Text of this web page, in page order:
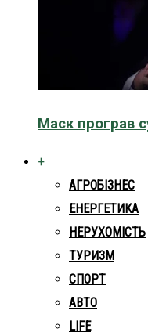
Маск програв
+
АГРОБІЗНЕС
ЕНЕРГЕТИКА
НЕРУХОМІСТЬ
ТУРИЗМ
СПОРТ
АВТО
LIFE